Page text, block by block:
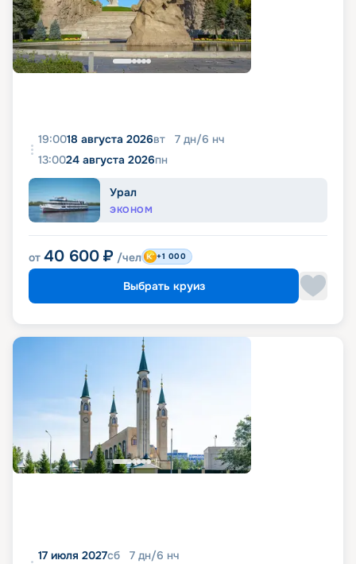
19:0018 августа 2026вт 7 дн/6 нч
13:0024 августа 2026пн
Урал
ЭКОНОМ
от 40 600 ₽ /чел +1 000
Выбрать круиз
17 июля 2027сб 7 дн/6 нч